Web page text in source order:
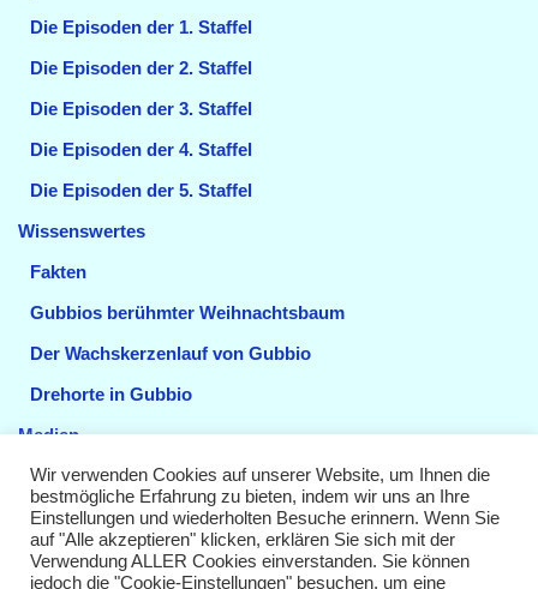
Die Episoden der 1. Staffel
Die Episoden der 2. Staffel
Die Episoden der 3. Staffel
Die Episoden der 4. Staffel
Die Episoden der 5. Staffel
Wissenswertes
Fakten
Gubbios berühmter Weihnachtsbaum
Der Wachskerzenlauf von Gubbio
Drehorte in Gubbio
Medien
Videos
Sendetermine
Impressum
Wir verwenden Cookies auf unserer Website, um Ihnen die
bestmögliche Erfahrung zu bieten, indem wir uns an Ihre
Einstellungen und wiederholten Besuche erinnern. Wenn Sie
auf "Alle akzeptieren" klicken, erklären Sie sich mit der
Verwendung ALLER Cookies einverstanden. Sie können
jedoch die "Cookie-Einstellungen" besuchen, um eine